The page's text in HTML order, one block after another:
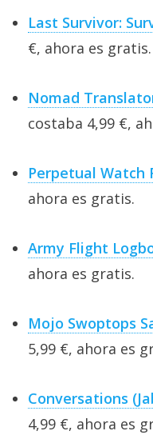
Last Survivor:
€, ahora es gratis.
Nomad
costaba 4,99 €,
Perpetual Watch
ahora es gratis.
Army Flight
ahora es gratis.
Mojo Swoptops
5,99 €, ahora es
Conversations
4,99 €, ahora es